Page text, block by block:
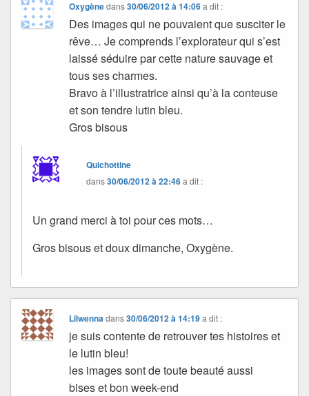
Oxygènedans30/06/2012 à 14:06 a dit :
Des images qui ne pouvaient que susciter le
rêve… Je comprends l’explorateur qui s’est
laissé séduire par cette nature sauvage et
tous ses charmes.
Bravo à l’illustratrice ainsi qu’à la conteuse
et son tendre lutin bleu.
Gros bisous
Quichottine
dans30/06/2012 à 22:46a dit :
Un grand merci à toi pour ces mots…
Gros bisous et doux dimanche, Oxygène.
Lilwennadans30/06/2012 à 14:19 a dit :
je suis contente de retrouver tes histoires et
le lutin bleu!
les images sont de toute beauté aussi
bises et bon week-end